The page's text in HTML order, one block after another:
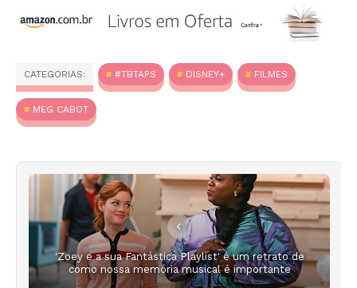
CATEGORIAS: #TBTAPS DISNEY+ FILMES
MEG CABOT
'Zoey e a sua Fantástica Playlist' é um retrato de
como nossa memória musical é importante